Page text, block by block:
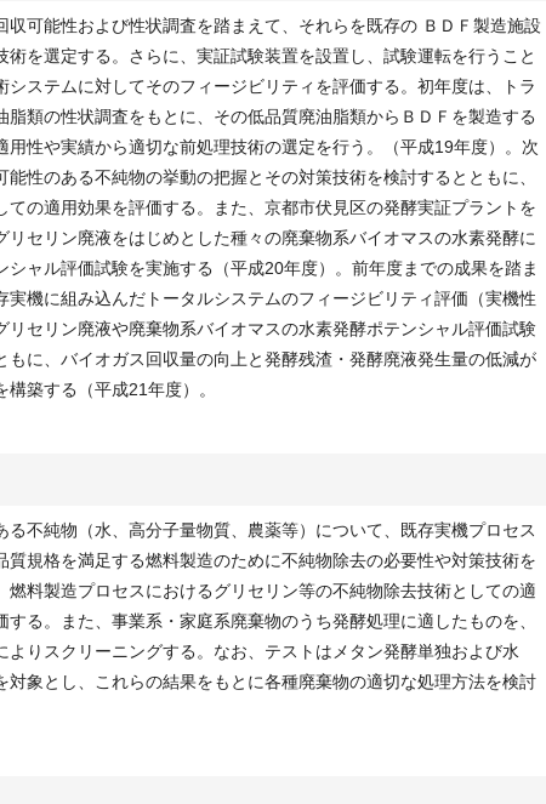
可能性および性状調査を踏まえて、それらを既存の ＢＤＦ製造施設
を選定する。さらに、実証試験装置を設置し、試験運転を行うこと
ステムに対してそのフィージビリティを評価する。初年度は、トラ
脂類の性状調査をもとに、その低品質廃油脂類からＢＤＦを製造する
用性や実績から適切な前処理技術の選定を行う。（平成19年度）。次
性のある不純物の挙動の把握とその対策技術を検討するとともに、
ての適用効果を評価する。また、京都市伏見区の発酵実証プラントを
セリン廃液をはじめとした種々の廃棄物系バイオマスの水素発酵に
シャル評価試験を実施する（平成20年度）。前年度までの成果を踏ま
実機に組み込んだトータルシステムのフィージビリティ評価（実機性
セリン廃液や廃棄物系バイオマスの水素発酵ポテンシャル評価試験
に、バイオガス回収量の向上と発酵残渣・発酵廃液発生量の低減が
築する（平成21年度）。
不純物（水、高分子量物質、農薬等）について、既存実機プロセス
質規格を満足する燃料製造のために不純物除去の必要性や対策技術を
料製造プロセスにおけるグリセリン等の不純物除去技術としての適
る。また、事業系・家庭系廃棄物のうち発酵処理に適したものを、
りスクリーニングする。なお、テストはメタン発酵単独および水
象とし、これらの結果をもとに各種廃棄物の適切な処理方法を検討